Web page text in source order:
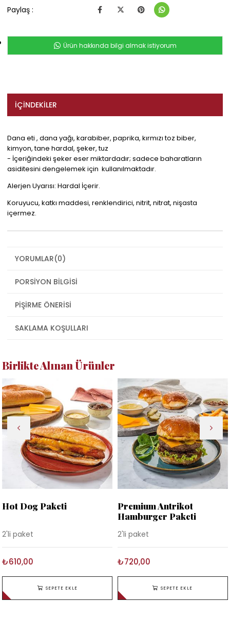
Paylaş :
Ürün hakkında bilgi almak istiyorum
İÇINDEKILER
Dana eti , dana yağı, karabiber, paprika, kırmızı toz biber,
kimyon, tane hardal, şeker, tuz
- İçeriğindeki şeker eser miktardadır; sadece baharatların
asiditesini dengelemek için kullanılmaktadır.
Alerjen Uyarısı: Hardal İçerir.
Koruyucu, katkı maddesi, renklendirici, nitrit, nitrat, nişasta
içermez.
YORUMLAR(0)
PORSIYON BILGISI
PIŞIRME ÖNERISI
SAKLAMA KOŞULLARI
Birlikte Alınan Ürünler
Hot Dog Paketi
2'li paket
₺610,00
SEPETE EKLE
Premium Antrikot
Hamburger Paketi
2'li paket
₺720,00
SEPETE EKLE